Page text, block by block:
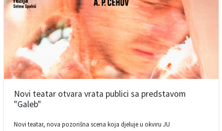
Novi teatar otvara vrata publici sa predstavom
"Galeb"
Novi teatar, nova pozorišna scena koja djeluje u okviru JU